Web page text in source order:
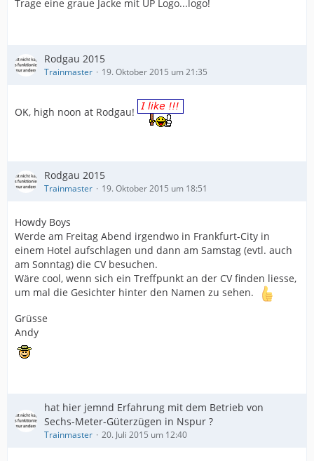
Trage eine graue Jacke mit UP Logo...logo!
Rodgau 2015
Trainmaster 19. Oktober 2015 um 21:35
OK, high noon at Rodgau!
Rodgau 2015
Trainmaster 19. Oktober 2015 um 18:51
Howdy Boys
Werde am Freitag Abend irgendwo in Frankfurt-City in
einem Hotel aufschlagen und dann am Samstag (evtl. auch
am Sonntag) die CV besuchen.
Wäre cool, wenn sich ein Treffpunkt an der CV finden liesse,
um mal die Gesichter hinter den Namen zu sehen.
Grüsse
Andy
hat hier jemnd Erfahrung mit dem Betrieb von
Sechs-Meter-Güterzügen in Nspur ?
Trainmaster 20. Juli 2015 um 12:40